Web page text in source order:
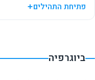
פתיחת התהילים
ביוגרפיה